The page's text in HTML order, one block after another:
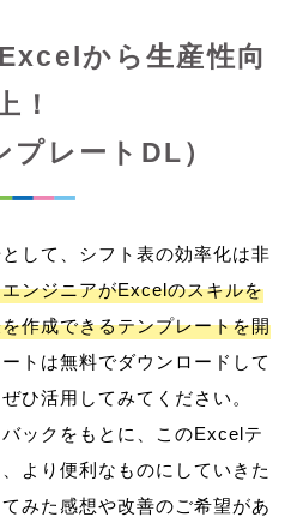
から生産性向
！
プレートDL）
して、シフト表の効率化は非
ンジニアがExcelのスキルを
作成できるテンプレートを開
トは無料でダウンロードして
ひ活用してみてください。
ックをもとに、このExcelテ
より便利なものにしていきた
みた感想や改善のご希望があ